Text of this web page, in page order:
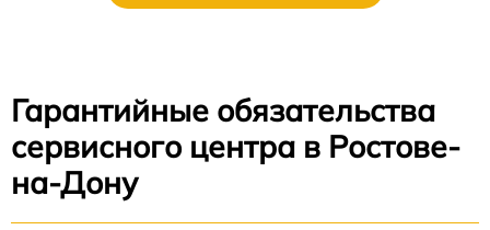
Гарантийные обязательства
сервисного центра в Ростове-
на-Дону